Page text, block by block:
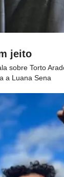
jeito
sobre Torto
a Luana Sena